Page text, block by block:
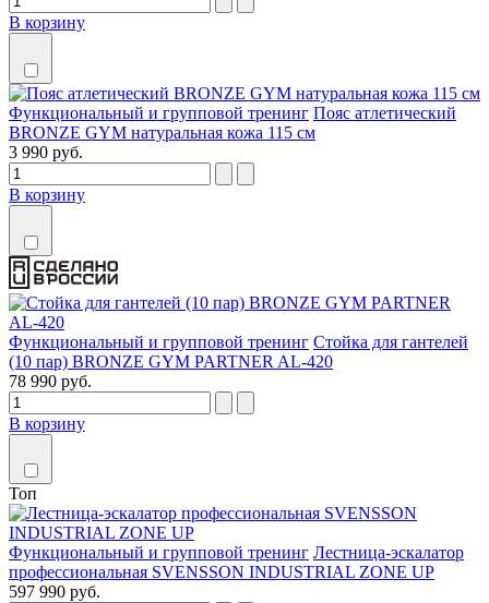
В корзину
Функциональный и групповой тренинг Пояс атлетический
BRONZE GYM натуральная кожа 115 см
3 990 руб.
В корзину
Функциональный и групповой тренинг Стойка для гантелей
(10 пар) BRONZE GYM PARTNER AL-420
78 990 руб.
В корзину
Топ
Функциональный и групповой тренинг Лестница-эскалатор
профессиональная SVENSSON INDUSTRIAL ZONE UP
597 990 руб.